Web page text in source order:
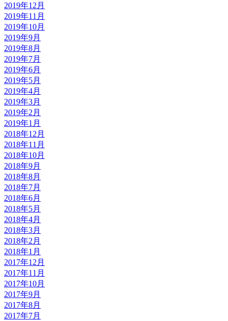
2019年12月
2019年11月
2019年10月
2019年9月
2019年8月
2019年7月
2019年6月
2019年5月
2019年4月
2019年3月
2019年2月
2019年1月
2018年12月
2018年11月
2018年10月
2018年9月
2018年8月
2018年7月
2018年6月
2018年5月
2018年4月
2018年3月
2018年2月
2018年1月
2017年12月
2017年11月
2017年10月
2017年9月
2017年8月
2017年7月